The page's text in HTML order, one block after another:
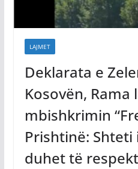
LAJMET
Deklarata e
Kosovën, Rama
mbishkrimin
Prishtinë: Shteti
duhet të